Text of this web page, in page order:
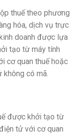
thuế theo phương
hóa, dịch vụ trực
doanh được lựa
tạo từ máy tính
cơ quan thuế hoặc
có mã.
được khởi tạo từ
tử với cơ quan